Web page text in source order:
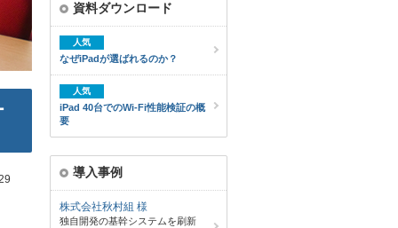
資料ダウンロード
人気
なぜiPadが選ばれるのか？
人気
iPad 40台でのWi-Fi性能検証の概
要
導入事例
株式会社秋村組 様
独自開発の基幹システムを刷新